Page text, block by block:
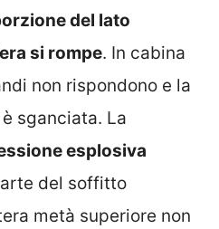
del lato
si rompe. In cabina
non rispondono e la
sganciata. La
esplosiva
del soffitto
metà superiore non